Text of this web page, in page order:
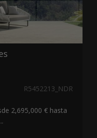
R5452213_NDR
2,695,000 € hasta